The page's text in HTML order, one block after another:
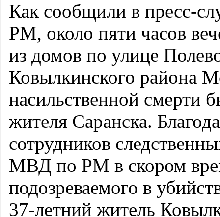
Как сообщили в пресс-
РМ, около пяти часов
из домов по улице
Ковылкинского района
насильственной смерти
жителя Саранска.
сотрудников
МВД по РМ в скором
подозреваемого в
37-летний житель